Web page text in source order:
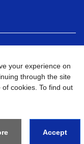
သုံးစွဲရန် ဝက်ဆိုဒ်အညွှန်း
your experience on
through the site
cookies. To find out
Accept